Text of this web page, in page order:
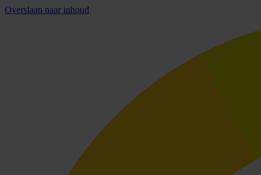
Overslaan naar inhoud